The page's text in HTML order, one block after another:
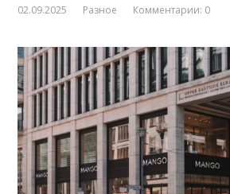
02.09.2025 Разное Комментарии: 0